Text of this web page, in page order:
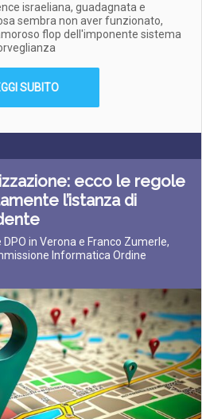
israeliana, guadagnata e
sembra non aver funzionato,
flop dell'imponente sistema
SUBITO
ecco le regole
l’istanza di
in Verona e Franco Zumerle,
Informatica Ordine